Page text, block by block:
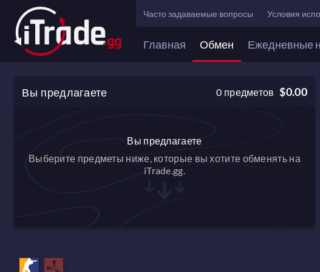
Часто задаваемые вопросы Условия
Главная Обмен Ежедневные
Вы предлагаете 0 предметов $0.00
Вы предлагаете
Выберите предметы ниже, которые вы хотите обменять на
iTrade.gg.